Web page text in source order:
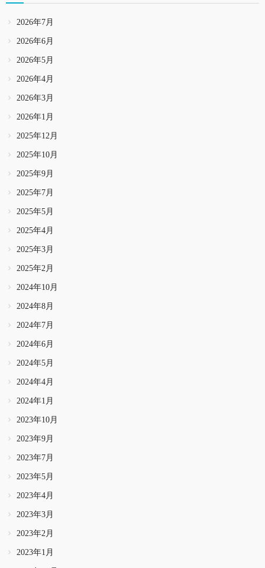
2026年7月
2026年6月
2026年5月
2026年4月
2026年3月
2026年1月
2025年12月
2025年10月
2025年9月
2025年7月
2025年5月
2025年4月
2025年3月
2025年2月
2024年10月
2024年8月
2024年7月
2024年6月
2024年5月
2024年4月
2024年1月
2023年10月
2023年9月
2023年7月
2023年5月
2023年4月
2023年3月
2023年2月
2023年1月